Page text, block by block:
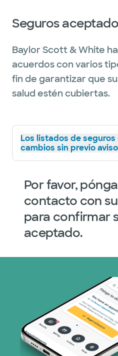
Seguros
Baylor Scott & White
acuerdos con varios
fin de garantizar que
salud estén cubiertas.
Los listados de
cambios sin previo
Por favor,
contacto con
para confirmar
aceptado.